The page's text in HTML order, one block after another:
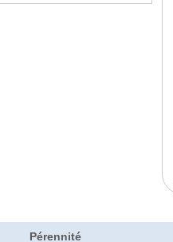
Pérennité